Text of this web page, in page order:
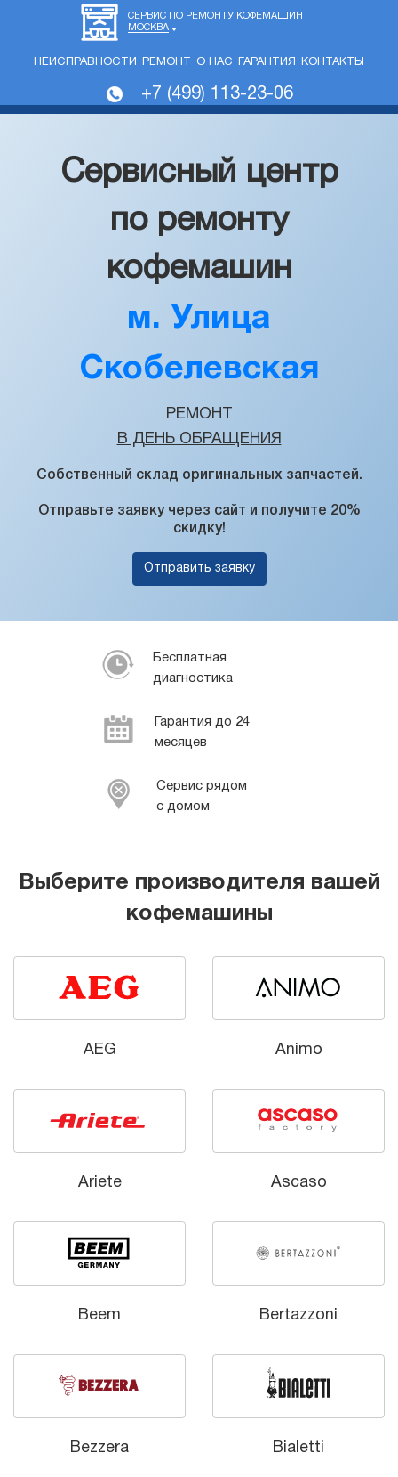
СЕРВИС ПО РЕМОНТУ КОФЕМАШИН
МОСКВА
НЕИСПРАВНОСТИ РЕМОНТ О НАС ГАРАНТИЯ КОНТАКТЫ
+7 (499) 113-23-06
Сервисный центр
по ремонту
кофемашин
м. Улица
Скобелевская
РЕМОНТ
В ДЕНЬ ОБРАЩЕНИЯ
Собственный склад оригинальных запчастей.
Отправьте заявку через сайт и получите 20%
скидку!
Отправить заявку
Бесплатная
диагностика
Гарантия до 24
месяцев
Сервис рядом
с домом
Выберите производителя вашей
кофемашины
AEG Animo
Ariete Ascaso
Beem Bertazzoni
Bezzera Bialetti